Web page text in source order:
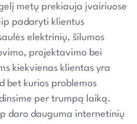
metų prekiauja įvairiuose
padaryti klientus
elektrinių, šilumos
projektavimo bei
kiekvienas klientas yra
bet kurios problemos
per trumpą laiką.
daro dauguma internetinių